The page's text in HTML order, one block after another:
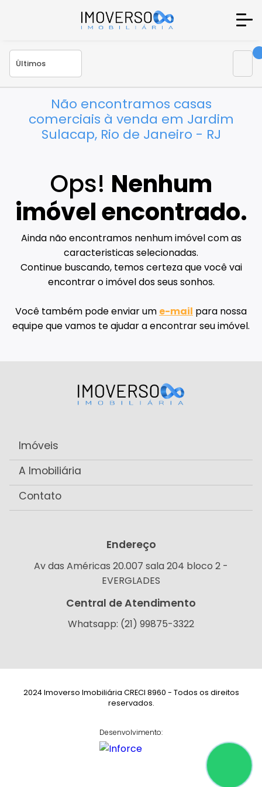
Não encontramos casas
comerciais à venda em Jardim
Sulacap, Rio de Janeiro - RJ
Ops! Nenhum
imóvel encontrado.
Ainda não encontramos nenhum imóvel com as
caracteristicas selecionadas.
Continue buscando, temos certeza que você vai
encontrar o imóvel dos seus sonhos.
Você também pode enviar um e-mail para nossa
equipe que vamos te ajudar a encontrar seu imóvel.
Imóveis
A Imobiliária
Contato
Endereço
Av das Américas 20.007 sala 204 bloco 2 -
EVERGLADES
Central de Atendimento
Whatsapp: (21) 99875-3322
2024 Imoverso Imobiliária CRECI 8960 - Todos os direitos
reservados.
Desenvolvimento: